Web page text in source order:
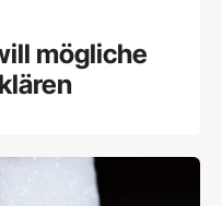
mögliche